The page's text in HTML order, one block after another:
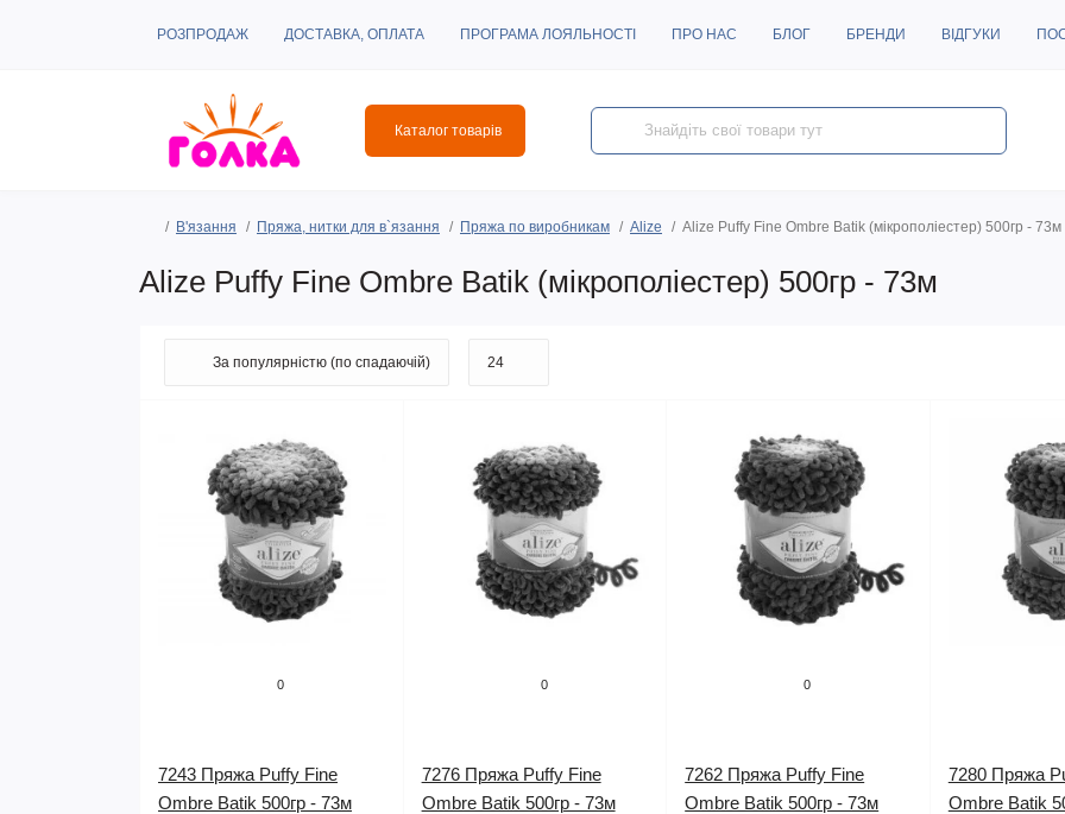
РОЗПРОДАЖ ДОСТАВКА, ОПЛАТА ПРОГРАМА ЛОЯЛЬНОСТІ ПРО НАС БЛОГ БРЕНДИ ВІДГУКИ
Каталог товарів
В'язання Пряжа, нитки для в`язання Пряжа по виробникам Alize Alize Puffy Fine Ombre Batik (мікрополіестер) 500гр - 73м
Alize Puffy Fine Ombre Batik (мікрополіестер) 500гр - 73м
0
7243 Пряжа Puffy Fine
Ombre Batik 500гр - 73м
0
7276 Пряжа Puffy Fine
Ombre Batik 500гр - 73м
0
7262 Пряжа Puffy Fine
Ombre Batik 500гр - 73м
7280 Пряжа
Ombre Batik